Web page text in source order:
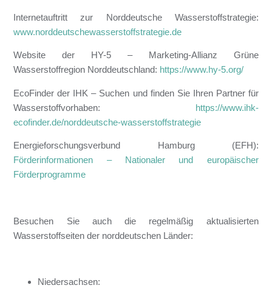
Internetauftritt zur Norddeutsche Wasserstoffstrategie:
www.norddeutschewasserstoffstrategie.de
Website der HY-5 – Marketing-Allianz Grüne
Wasserstoffregion Norddeutschland: https://www.hy-5.org/
EcoFinder der IHK – Suchen und finden Sie Ihren Partner für
Wasserstoffvorhaben: https://www.ihk-
ecofinder.de/norddeutsche-wasserstoffstrategie
Energieforschungsverbund Hamburg (EFH):
Förderinformationen – Nationaler und europäischer
Förderprogramme
Besuchen Sie auch die regelmäßig aktualisierten
Wasserstoffseiten der norddeutschen Länder:
Niedersachsen: